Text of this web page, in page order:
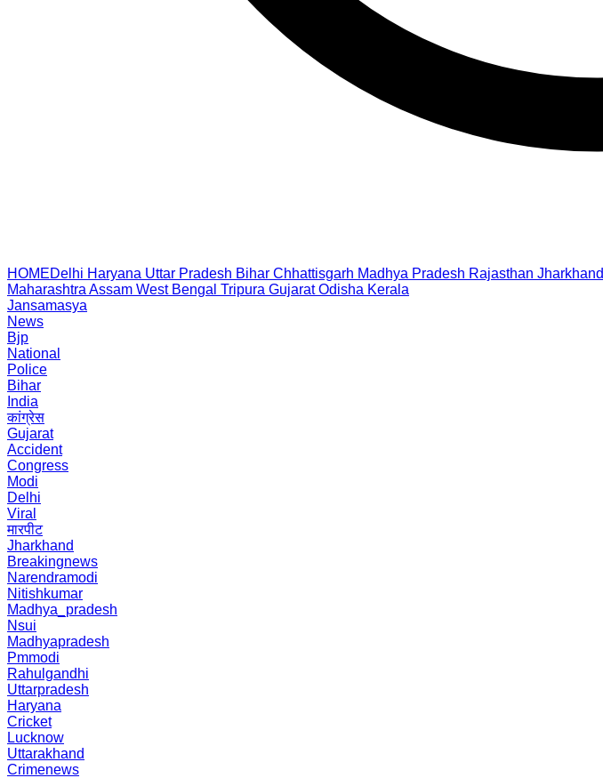
HOMEDelhi Haryana Uttar Pradesh Bihar Chhattisgarh Madhya Pradesh Rajasthan Jharkhand
Maharashtra Assam West Bengal Tripura Gujarat Odisha Kerala
Jansamasya
News
Bjp
National
Police
Bihar
India
कांग्रेस
Gujarat
Accident
Congress
Modi
Delhi
Viral
मारपीट
Jharkhand
Breakingnews
Narendramodi
Nitishkumar
Madhya_pradesh
Nsui
Madhyapradesh
Pmmodi
Rahulgandhi
Uttarpradesh
Haryana
Cricket
Lucknow
Uttarakhand
Crimenews